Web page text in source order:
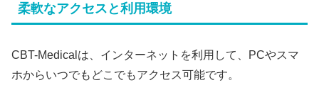
柔軟なアクセスと利用環境
CBT-Medicalは、インターネットを利用して、PCやスマ
ホからいつでもどこでもアクセス可能です。